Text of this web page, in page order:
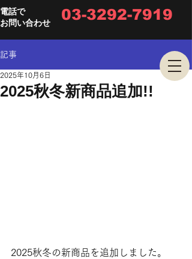
電話で
お問い合わせ
03-3292-7919
記事
2025秋冬新商品追加!!
2025年10月6日
2025秋冬の新商品を追加しました。